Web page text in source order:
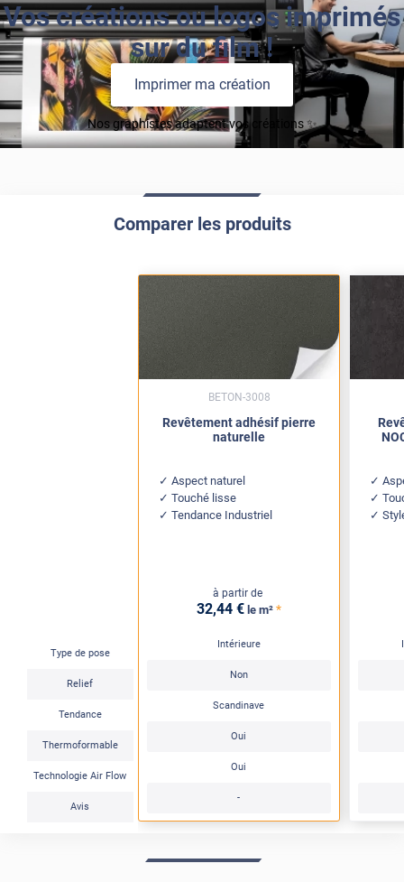
Vos créations ou logos imprimés
sur du film !
Imprimer ma création
Nos graphistes adaptent vos créations ✨
Comparer les produits
Type de pose
Relief
Tendance
Thermoformable
Technologie Air Flow
Avis
Revêtement adhésif pierre
naturelle
Aspect naturel
Touché lisse
Tendance Industriel
à partir de
32,44 € le m² *
Intérieure
Non
Scandinave
Oui
Oui
-
BETON-3008